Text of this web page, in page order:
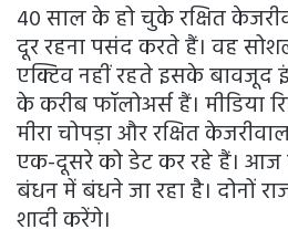
40 साल के हो चुके रक्षित
दूर रहना पसंद करते हैं। वह
एक्टिव नहीं रहते इसके बावजूद
के करीब फॉलोअर्स हैं। मीडिया
मीरा चोपड़ा और रक्षित
एक-दूसरे को डेट कर रहे हैं।
बंधन में बंधने जा रहा है। दोनों
शादी करेंगे।